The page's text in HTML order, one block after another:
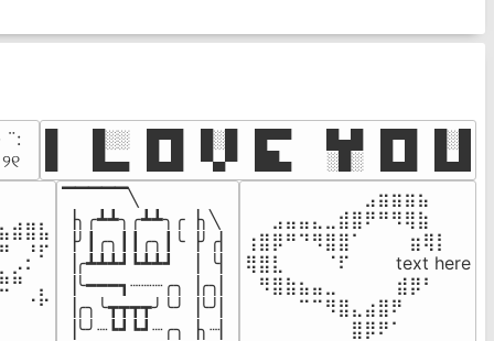
¨:⠀
█  █░░ █▀█ █░█ █▀▀  █▄█ █▀█ █░█
█  █▄▄ █▄█ ▀▄▀ ██▄  ░█░ █▄█ █▄█
▔▔▔▔▔╲
▕╮╭┻┻╮╭┻┻╮╭▕╮╲
▕╯┃╭╮┃┃╭╮┃╰▕╯╭▏
▕╭┻┻┻┛┗┻┻┛  ▕  ╰▏
▕╰━━━┓┈┈┈╭╮▕╭╮▏
▕╭╮╰┳┳┳┳╯╰╯▕╰╯▏
▕╰╯┈┗┛┗┛┈╭╮▕╮┈▏
⠀⠀⠀⠀⠀⠀⠀⠀⠀⣠⣶⣶⣶⣦⠀⠀
⠀⠀⣠⣤⣤⣄⣀⣾⣿⠟⠛⠻⢿⣷⠀
⢰⣿⡿⠛⠙⠻⣿⣿⠁⠀⠀ ⠀⣶⢿⡇
⢿⣿⣇⠀⠀⠀⠈⠏⠀⠀⠀ text here
⠀⠻⣿⣷⣦⣤⣀⠀⠀⠀ ⠀⣾⡿⠃⠀
⠀⠀⠀⠀⠉⠉⠻⣿⣄⣴⣿⠟⠀⠀⠀
⠀⠀⠀⠀⠀⠀⠀⠀⣿⡿⠟⠁⠀⠀⠀